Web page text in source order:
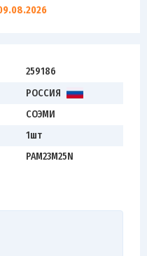
259186
РОССИЯ
СОЭМИ
1шт
PAM23M25N